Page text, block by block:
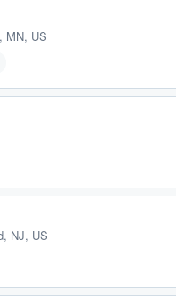
MN, US
NJ, US